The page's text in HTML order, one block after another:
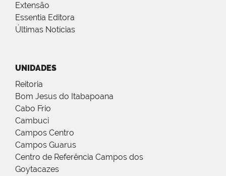
Extensão
Essentia Editora
Últimas Notícias
UNIDADES
Reitoria
Bom Jesus do Itabapoana
Cabo Frio
Cambuci
Campos Centro
Campos Guarus
Centro de Referência Campos dos
Goytacazes